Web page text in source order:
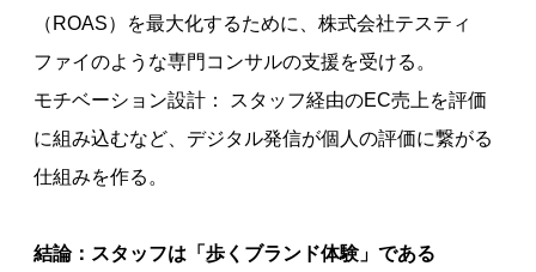
（ROAS）を最大化するために、株式会社テスティ
ファイのような専門コンサルの支援を受ける。
モチベーション設計： スタッフ経由のEC売上を評価
に組み込むなど、デジタル発信が個人の評価に繋がる
仕組みを作る。
結論：スタッフは「歩くブランド体験」である